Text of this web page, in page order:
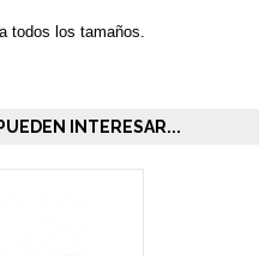
todos los tamaños.
INTERESAR...